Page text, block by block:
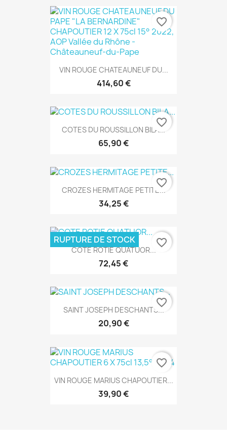
VIN ROUGE CHATEAUNEUF DU...
414,60 €
favorite_border
COTES DU ROUSSILLON BILA...
65,90 €
favorite_border
CROZES HERMITAGE PETITE...
34,25 €
favorite_border
COTE ROTIE QUATUOR...
72,45 €
RUPTURE DE STOCK favorite_border
SAINT JOSEPH DESCHANTS...
20,90 €
favorite_border
VIN ROUGE MARIUS CHAPOUTIER...
39,90 €
favorite_border